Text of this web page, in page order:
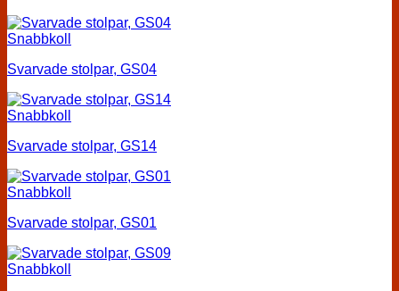
Snabbkoll
Svarvade stolpar, GS04
Snabbkoll
Svarvade stolpar, GS14
Snabbkoll
Svarvade stolpar, GS01
Snabbkoll